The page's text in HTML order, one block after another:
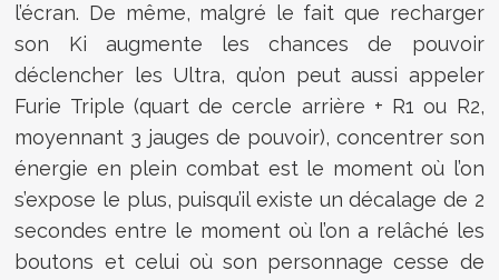
l’écran. De même, malgré le fait que recharger
son Ki augmente les chances de pouvoir
déclencher les Ultra, qu’on peut aussi appeler
Furie Triple (quart de cercle arrière + R1 ou R2,
moyennant 3 jauges de pouvoir), concentrer son
énergie en plein combat est le moment où l’on
s’expose le plus, puisqu’il existe un décalage de 2
secondes entre le moment où l’on a relâché les
boutons et celui où son personnage cesse de